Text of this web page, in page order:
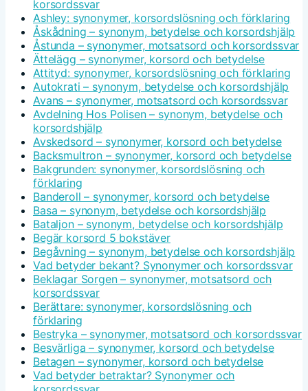
korsordssvar
Ashley: synonymer, korsordslösning och förklaring
Åskådning – synonym, betydelse och korsordshjälp
Åstunda – synonymer, motsatsord och korsordssvar
Ättelägg – synonymer, korsord och betydelse
Attityd: synonymer, korsordslösning och förklaring
Autokrati – synonym, betydelse och korsordshjälp
Avans – synonymer, motsatsord och korsordssvar
Avdelning Hos Polisen – synonym, betydelse och
korsordshjälp
Avskedsord – synonymer, korsord och betydelse
Backsmultron – synonymer, korsord och betydelse
Bakgrunden: synonymer, korsordslösning och
förklaring
Banderoll – synonymer, korsord och betydelse
Basa – synonym, betydelse och korsordshjälp
Bataljon – synonym, betydelse och korsordshjälp
Begär korsord 5 bokstäver
Begåvning – synonym, betydelse och korsordshjälp
Vad betyder bekant? Synonymer och korsordssvar
Beklagar Sorgen – synonymer, motsatsord och
korsordssvar
Berättare: synonymer, korsordslösning och
förklaring
Bestryka – synonymer, motsatsord och korsordssvar
Besvärliga – synonymer, korsord och betydelse
Betagen – synonymer, korsord och betydelse
Vad betyder betraktar? Synonymer och